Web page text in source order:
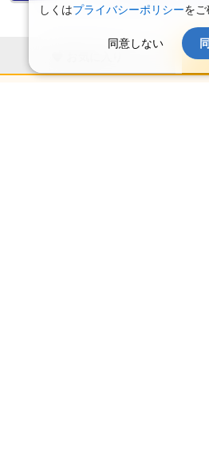
しくはプライバシーポリシーをご
同意しない